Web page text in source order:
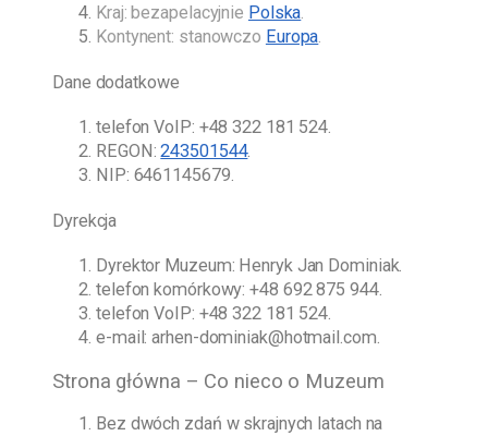
Kraj: bezapelacyjnie Polska.
Kontynent: stanowczo Europa.
Dane dodatkowe
telefon VoIP: +48 322 181 524.
REGON:243501544.
NIP: 6461145679.
Dyrekcja
Dyrektor Muzeum: Henryk Jan Dominiak.
telefon komórkowy:+48 692 875 944.
telefon VoIP: +48 322 181 524.
e-mail:arhen-dominiak@hotmail.com.
Strona główna – Co nieco o Muzeum
Bez dwóch zdań w skrajnych latach na